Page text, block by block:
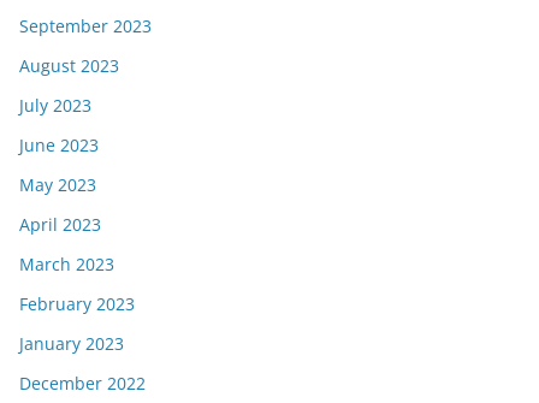
September 2023
August 2023
July 2023
June 2023
May 2023
April 2023
March 2023
February 2023
January 2023
December 2022